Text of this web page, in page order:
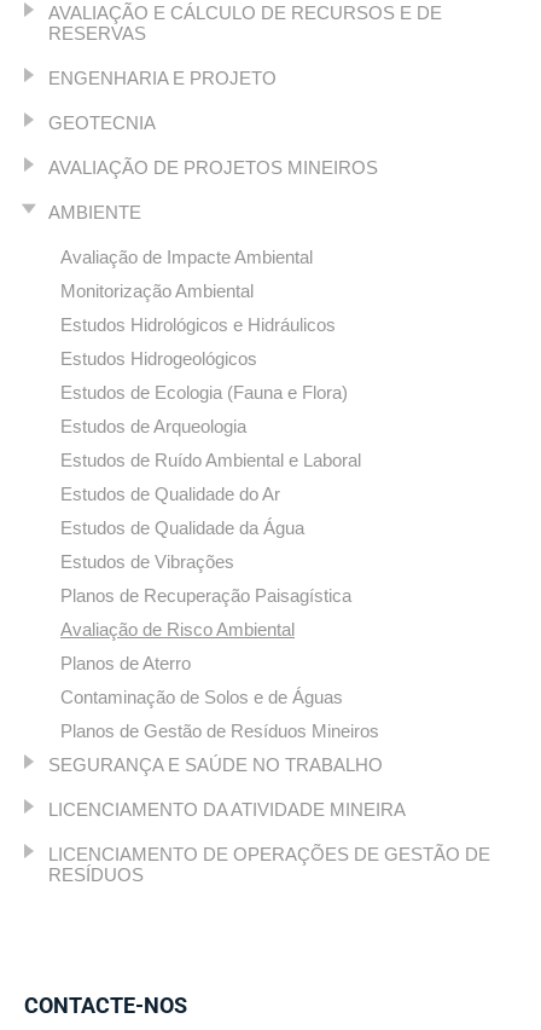
AVALIAÇÃO E CÁLCULO DE RECURSOS E DE
RESERVAS
ENGENHARIA E PROJETO
GEOTECNIA
AVALIAÇÃO DE PROJETOS MINEIROS
AMBIENTE
Avaliação de Impacte Ambiental
Monitorização Ambiental
Estudos Hidrológicos e Hidráulicos
Estudos Hidrogeológicos
Estudos de Ecologia (Fauna e Flora)
Estudos de Arqueologia
Estudos de Ruído Ambiental e Laboral
Estudos de Qualidade do Ar
Estudos de Qualidade da Água
Estudos de Vibrações
Planos de Recuperação Paisagística
Avaliação de Risco Ambiental
Planos de Aterro
Contaminação de Solos e de Águas
Planos de Gestão de Resíduos Mineiros
SEGURANÇA E SAÚDE NO TRABALHO
LICENCIAMENTO DA ATIVIDADE MINEIRA
LICENCIAMENTO DE OPERAÇÕES DE GESTÃO DE
RESÍDUOS
CONTACTE-NOS